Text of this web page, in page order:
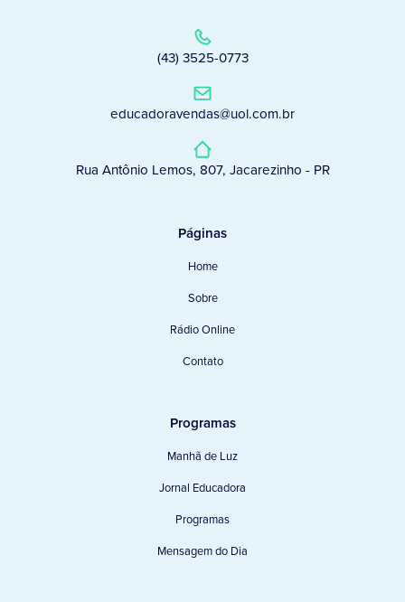
(43) 3525-0773
educadoravendas@uol.com.br
Rua Antônio Lemos, 807, Jacarezinho - PR
Páginas
Home
Sobre
Rádio Online
Contato
Programas
Manhã de Luz
Jornal Educadora
Programas
Mensagem do Dia